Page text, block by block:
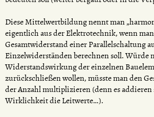
Diese Mittelwertbildung nennt man
eigentlich aus der Elektrotechnik, wenn
Gesamtwiderstand einer Parallelschaltung
Einzelwiderständen berechnen soll. Würde
Widerstandswirkung der einzelnen
zurückschließen wollen, müsste man den
der Anzahl multiplizieren (denn es addieren
Wirklichkeit die Leitwerte…).